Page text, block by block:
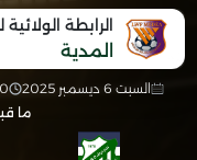
الرابطة
المدية
السبت 6 ديسمبر 2025
ما